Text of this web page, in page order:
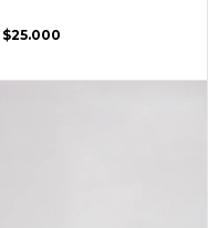
$25.000